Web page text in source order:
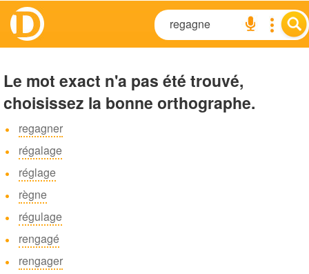
Le mot exact n'a pas été trouvé,
choisissez la bonne orthographe.
regagner
régalage
réglage
règne
régulage
rengagé
rengager